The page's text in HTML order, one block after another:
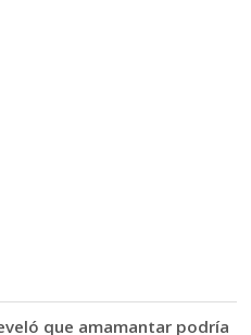
que amamantar podría